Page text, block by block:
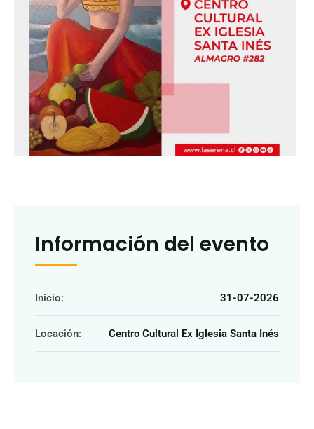
Información del evento
Inicio: 31-07-2026
Locación: Centro Cultural Ex Iglesia Santa Inés